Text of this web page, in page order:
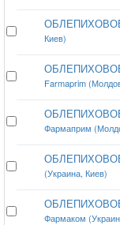
Киев)
Farmaprim
ОБЛЕПИХОВОЕ
Фармаприм
(Украина, Киев)
ОБЛЕПИХОВОЕ
Фармаком